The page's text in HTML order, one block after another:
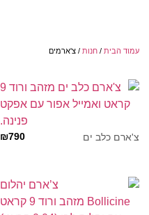
עמוד הבית /חנות / צ'ארמים
צ'ארם כלב ים ₪790